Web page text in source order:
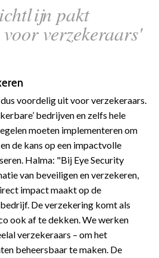
pakt
verzekeraars'
voordelig uit voor verzekeraars.
bedrijven en zelfs hele
moeten implementeren om
de kans op een impactvolle
Halma: "Bij Eye Security
van beveiligen en verzekeren,
impact maakt op de
De verzekering komt als
ook af te dekken. We werken
verzekeraars – om het
beheersbaar te maken. De